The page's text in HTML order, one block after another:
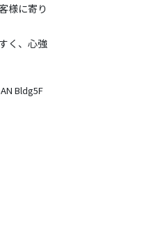
様に寄り
く、心強
Bldg5F